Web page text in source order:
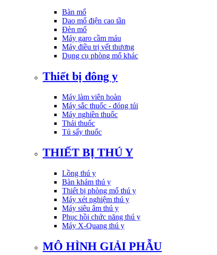
Bàn mổ
Dao mổ điện cao tần
Đèn mổ
Máy garo cầm máu
Máy điều trị vết thương
Dụng cụ phòng mổ khác
Thiết bị đông y
Máy làm viên hoàn
Máy sắc thuốc - đóng túi
Máy nghiền thuốc
Thái thuốc
Tủ sấy thuốc
THIẾT BỊ THÚ Y
Lồng thú y
Bàn khám thú y
Thiết bị phòng mổ thú y
Máy xét nghiệm thú y
Máy siêu âm thú y
Phục hồi chức năng thú y
Máy X-Quang thú y
MÔ HÌNH GIẢI PHẪU